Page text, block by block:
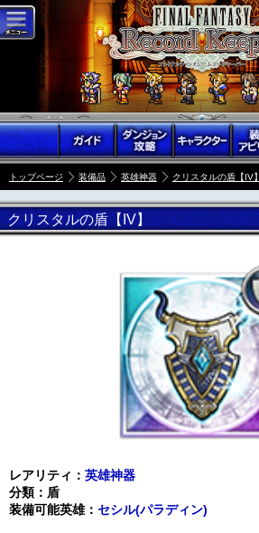
トップページ 装備品 英雄神器 クリスタルの盾【IV】
クリスタルの盾【IV】
レアリティ： 英雄神器
分類：盾
装備可能英雄： セシル(パラディン)